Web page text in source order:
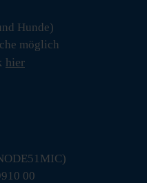
Hunde)
möglich
hier
00